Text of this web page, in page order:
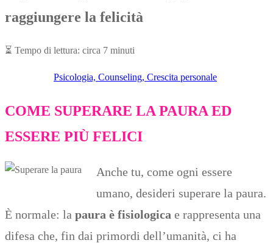
raggiungere la felicità
⏳ Tempo di lettura: circa 7 minuti
Psicologia, Counseling, Crescita personale
COME SUPERARE LA PAURA ED
ESSERE PIÙ FELICI
Anche tu, come ogni essere
umano, desideri superare la paura.
È normale: la paura è fisiologica e rappresenta una
difesa che, fin dai primordi dell’umanità, ci ha